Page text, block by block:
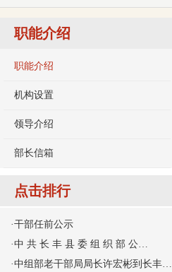
职能介绍
职能介绍
机构设置
领导介绍
部长信箱
点击排行
·干部任前公示
·中 共 长 丰 县 委 组 织 部 公…
·中组部老干部局局长许宏彬到长丰…